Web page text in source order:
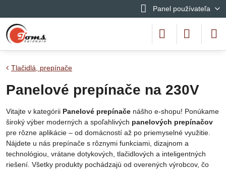
Panel používateľa
Tlačidlá, prepínače
Panelové prepínače na 230V
Vitajte v kategórii Panelové prepínače nášho e-shopu! Ponúkame
široký výber moderných a spoľahlivých panelových prepínačov
pre rôzne aplikácie – od domácností až po priemyselné využitie.
Nájdete u nás prepínače s rôznymi funkciami, dizajnom a
technológiou, vrátane dotykových, tlačidlových a inteligentných
riešení. Všetky produkty pochádzajú od overených výrobcov, čo